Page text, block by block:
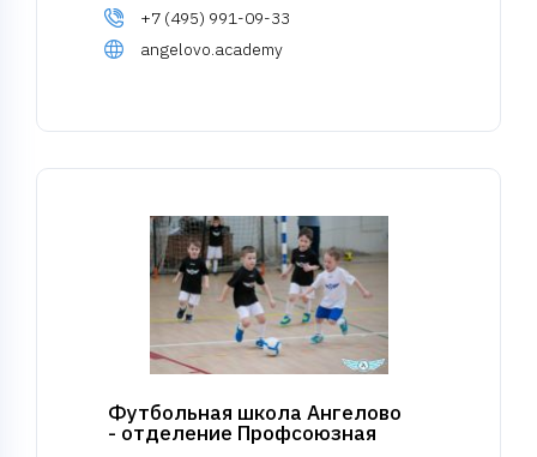
+7 (495) 991-09-33
angelovo.academy
Футбольная школа Ангелово
- отделение Профсоюзная